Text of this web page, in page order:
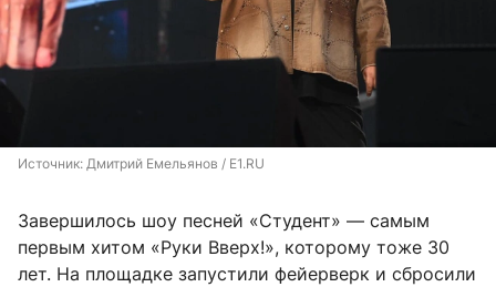
Источник: Дмитрий Емельянов / E1.RU
Завершилось шоу песней «Студент» — самым
первым хитом «Руки Вверх!», которому тоже 30
лет. На площадке запустили фейерверк и сбросили